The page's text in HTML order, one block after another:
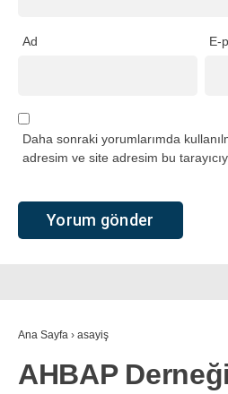
Ad E-
Daha sonraki yorumlarımda
adresim ve site adresim bu
Ana Sayfa › asayiş
AHBAP